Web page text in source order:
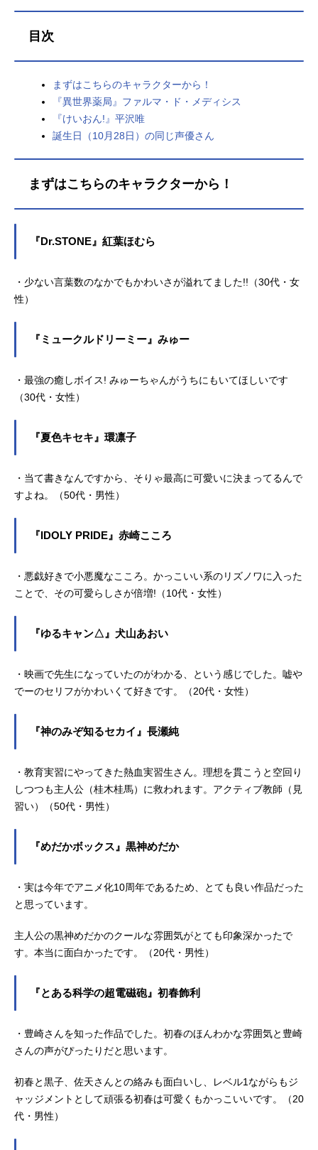
目次
まずはこちらのキャラクターから！
『異世界薬局』ファルマ・ド・メディシス
『けいおん!』平沢唯
誕生日（10月28日）の同じ声優さん
まずはこちらのキャラクターから！
『Dr.STONE』紅葉ほむら
・少ない言葉数のなかでもかわいさが溢れてました!!（30代・女
性）
『ミュークルドリーミー』みゅー
・最強の癒しボイス! みゅーちゃんがうちにもいてほしいです
（30代・女性）
『夏色キセキ』環凛子
・当て書きなんですから、そりゃ最高に可愛いに決まってるんで
すよね。（50代・男性）
『IDOLY PRIDE』赤崎こころ
・悪戯好きで小悪魔なこころ。かっこいい系のリズノワに入った
ことで、その可愛らしさが倍増!（10代・女性）
『ゆるキャン△』犬山あおい
・映画で先生になっていたのがわかる、という感じでした。嘘や
でーのセリフがかわいくて好きです。（20代・女性）
『神のみぞ知るセカイ』長瀬純
・教育実習にやってきた熱血実習生さん。理想を貫こうと空回り
しつつも主人公（桂木桂馬）に救われます。アクティブ教師（見
習い）（50代・男性）
『めだかボックス』黒神めだか
・実は今年でアニメ化10周年であるため、とても良い作品だった
と思っています。
主人公の黒神めだかのクールな雰囲気がとても印象深かったで
す。本当に面白かったです。（20代・男性）
『とある科学の超電磁砲』初春飾利
・豊崎さんを知った作品でした。初春のほんわかな雰囲気と豊崎
さんの声がぴったりだと思います。
初春と黒子、佐天さんとの絡みも面白いし、レベル1ながらもジ
ャッジメントとして頑張る初春は可愛くもかっこいいです。（20
代・男性）